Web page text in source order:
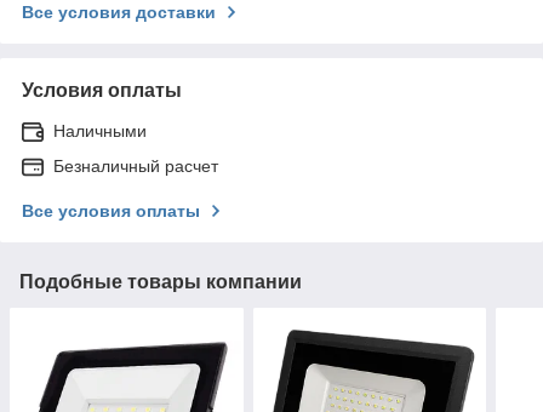
Все условия доставки
Условия оплаты
Наличными
Безналичный расчет
Все условия оплаты
Подобные товары компании